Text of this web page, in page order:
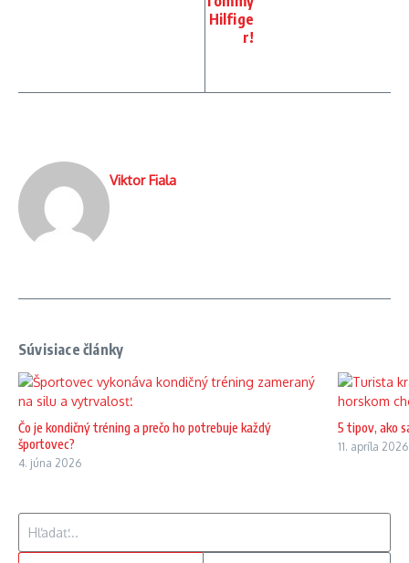
Hilfige
r!
Viktor Fiala
Súvisiace články
Čo je kondičný tréning a prečo ho potrebuje každý
športovec?
4. júna 2026
5 tipov, ako
11. apríla 2026